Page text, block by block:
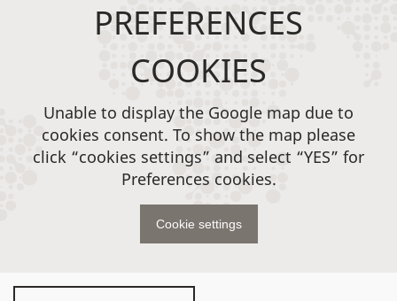
PREFERENCES
COOKIES
Unable to display the Google map due to
cookies consent. To show the map please
click “cookies settings” and select “YES” for
Preferences cookies.
Cookie settings